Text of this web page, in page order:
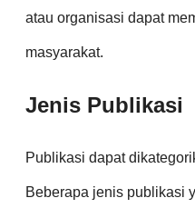
atau organisasi dapat
masyarakat.
Jenis Publikasi
Publikasi dapat
Beberapa jenis publikasi